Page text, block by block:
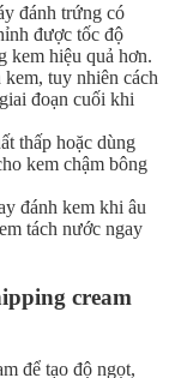
đánh trứng có
được tốc độ
kem hiệu quả hơn.
tuy nhiên cách
đoạn cuối khi
thấp hoặc dùng
kem chậm bông
đánh kem khi âu
tách nước ngay
cream
để tạo độ ngọt,